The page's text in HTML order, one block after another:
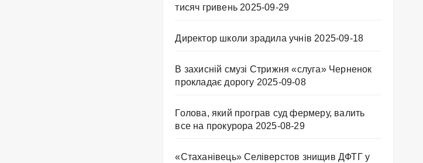
тисяч гривень 2025-09-29
Директор школи зрадила учнів 2025-09-18
В захисній смузі Стрижня «слуга» Черненок
прокладає дорогу 2025-09-08
Голова, який програв суд фермеру, валить
все на прокурора 2025-08-29
«Стаханівець» Селіверстов знищив ДФТГ у